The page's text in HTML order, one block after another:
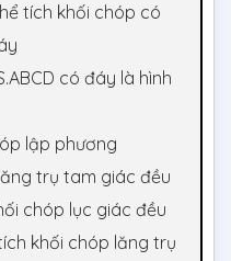
tích khối chóp có
có đáy là hình
lập phương
trụ tam giác đều
chóp lục giác đều
khối chóp lăng trụ